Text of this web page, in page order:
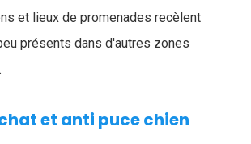
et lieux de promenades recèlent
présents dans d'autres zones
et anti puce chien